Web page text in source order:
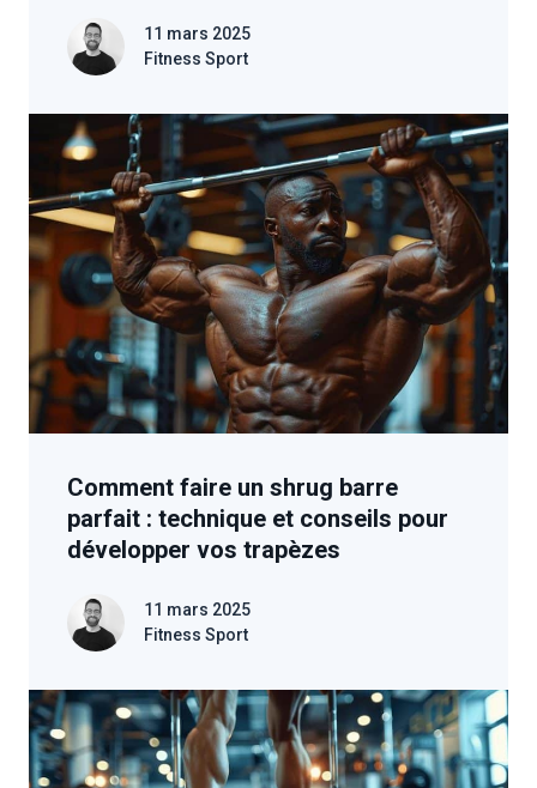
11 mars 2025
Fitness Sport
Comment faire un shrug barre
parfait : technique et conseils pour
développer vos trapèzes
11 mars 2025
Fitness Sport